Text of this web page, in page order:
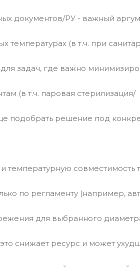
документов/РУ - важный
(в т.ч. при
задач, где важно
(в т.ч. паровая стерилизация/
подобрать решение под
совместимость
по регламенту (например,
для выбранного
снижает ресурс и может